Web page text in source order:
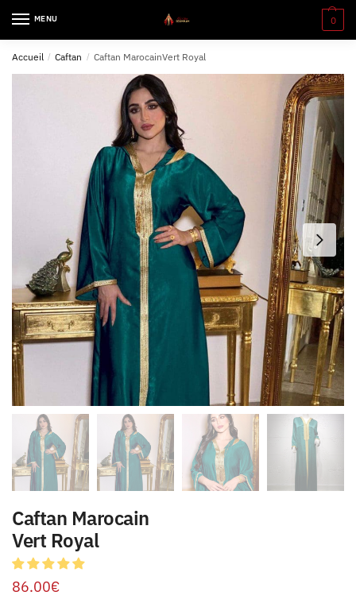
MENU 0
Accueil / Caftan / Caftan MarocainVert Royal
Caftan Marocain
Vert Royal
86.00€